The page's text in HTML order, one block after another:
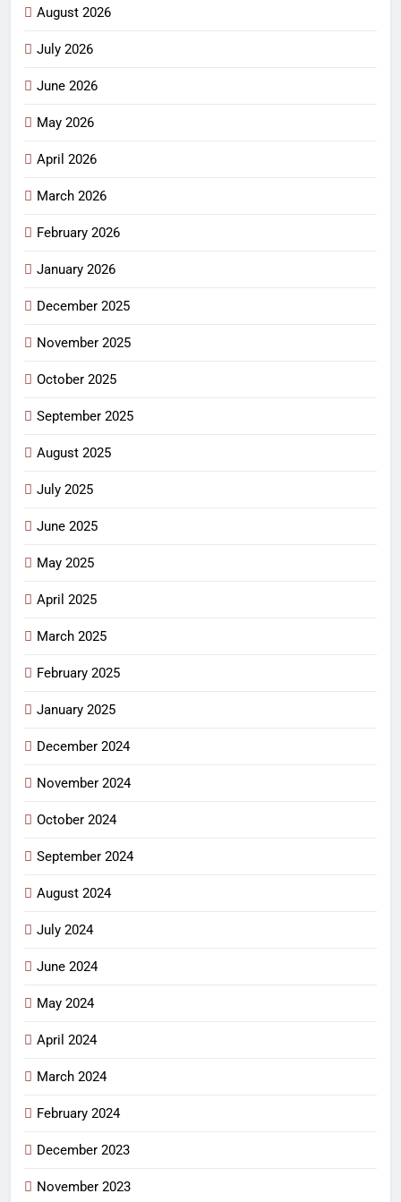
August 2026
July 2026
June 2026
May 2026
April 2026
March 2026
February 2026
January 2026
December 2025
November 2025
October 2025
September 2025
August 2025
July 2025
June 2025
May 2025
April 2025
March 2025
February 2025
January 2025
December 2024
November 2024
October 2024
September 2024
August 2024
July 2024
June 2024
May 2024
April 2024
March 2024
February 2024
December 2023
November 2023